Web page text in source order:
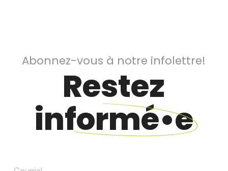
Abonnez-vous à notre infolettre!
Restez
informé•e
Courriel